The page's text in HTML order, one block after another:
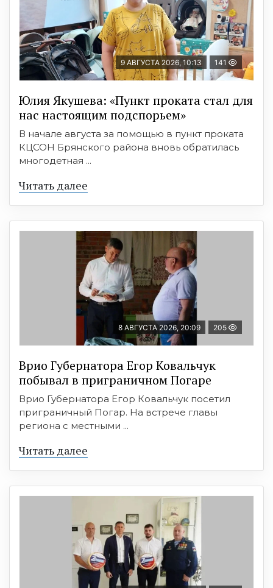
9 АВГУСТА 2026, 10:13 141
Юлия Якушева: «Пункт проката стал для
нас настоящим подспорьем»
В начале августа за помощью в пункт проката
КЦСОН Брянского района вновь обратилась
многодетная ...
Читать далее
8 АВГУСТА 2026, 20:09 205
Врио Губернатора Егор Ковальчук
побывал в приграничном Погаре
Врио Губернатора Егор Ковальчук посетил
приграничный Погар. На встрече главы
региона с местными ...
Читать далее